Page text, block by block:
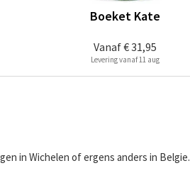
Vanaf€ 31,95
Boeket Kate
Levering vanaf 11 aug
in Wichelen of ergens anders in Belgie.